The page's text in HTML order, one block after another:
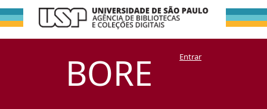
BORE
Filtrar por:
Assunto
DSpace/Manakin + CoriscoEntrar